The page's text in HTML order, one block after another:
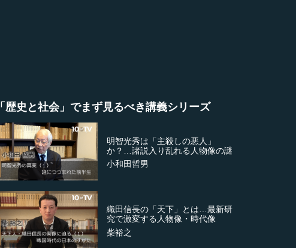
「歴史と社会」でまず見るべき講義シリーズ
明智光秀は「主殺しの悪人」
か？…諸説入り乱れる人物像の謎
小和田哲男
織田信長の「天下」とは…最新研
究で激変する人物像・時代像
柴裕之